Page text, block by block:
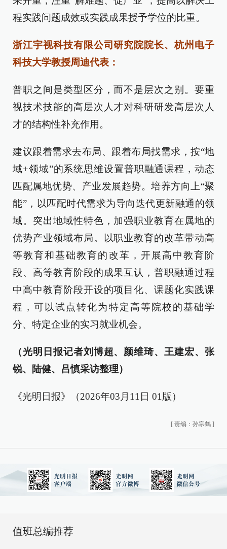
程实践问题成效或实践成果授予学位的比重。
浙江宇视科技有限公司研究院院长、杭州电子
科技大学教授周迪代表：
普职之间是类型区分，而不是层次之别。要重
视技术技能的高层次人才对科研研发高层次人
才的结构性补充作用。
建议跟着需求去布局、跟着布局找需求，按“地
域+领域”的系统思维设置普职融通课程，动态
匹配属地优势、产业发展趋势。培养方向上“聚
能”，以匹配时代需求为导向迭代更新融通的领
域。突出地域性特色，加强职业教育在属地的
优势产业领域布局。以职业教育的改革带动高
等教育和基础教育的改革，开展高中教育阶
段、高等教育阶段的成果互认，普职融通过程
中高中教育阶段开设的项目化、课题化实践课
程，可以试点转化为特定高等院校的基础学
分、特定企业的实习就业机会。
（光明日报记者刘博超、颜维琦、王建宏、张
锐、陆健、吕慎采访整理）
《光明日报》（2026年03月11日 01版）
[ 责编：孙宗鹤 ]
值班总编推荐